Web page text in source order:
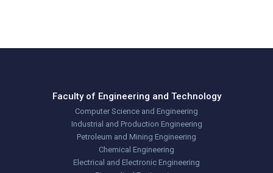
Faculty of Engineering and Technology
Computer Science and Engineering
Industrial and Production Engineering
Petroleum and Mining Engineering
Chemical Engineering
Electrical and Electronic Engineering